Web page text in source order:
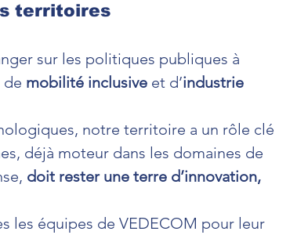
territoires
sur les politiques publiques à
de mobilité inclusive et d’industrie
notre territoire a un rôle clé
déjà moteur dans les domaines de
doit rester une terre d’innovation,
les équipes de VEDECOM pour leur